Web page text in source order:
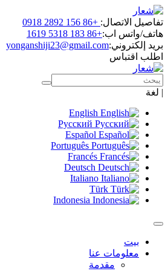
+86 156 2892 0918
اب:+86 183 5318 1619
yonganshiji23@gmail.com
English
Русский
Español
Português
Francés
Deutsch
Italiano
Türk
Indonesia
عنا